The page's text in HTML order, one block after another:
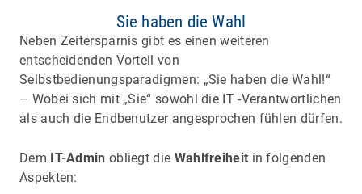
Sie haben die Wahl
Neben Zeitersparnis gibt es einen weiteren
entscheidenden Vorteil von
Selbstbedienungsparadigmen: „Sie haben die Wahl!“
– Wobei sich mit „Sie“ sowohl die IT -Verantwortlichen
als auch die Endbenutzer angesprochen fühlen dürfen.
Dem IT-Admin obliegt die Wahlfreiheit in folgenden
Aspekten: